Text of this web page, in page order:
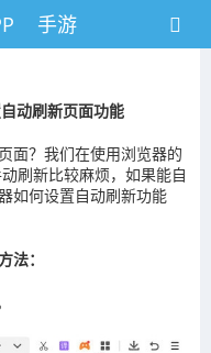
手游
动刷新页面功能
面？我们在使用浏览器的
刷新比较麻烦，如果能自
如何设置自动刷新功能
法：